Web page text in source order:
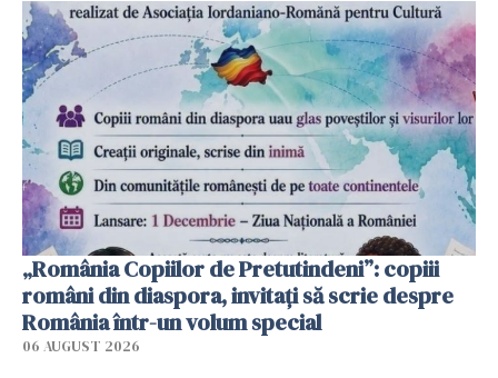
„România Copiilor de Pretutindeni”: copiii
români din diaspora, invitați să scrie despre
România într-un volum special
06 AUGUST 2026